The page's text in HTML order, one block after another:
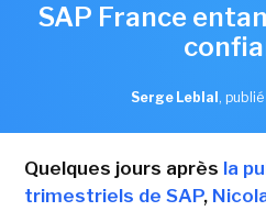
SAP France
Serge Leblal ,
Quelques jours après la
trimestriels de SAP,